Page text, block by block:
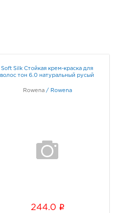
Soft Silk Стойкая крем-краска для
волос тон 6.0 натуральный русый
Rowena / Rowena
244.0 i